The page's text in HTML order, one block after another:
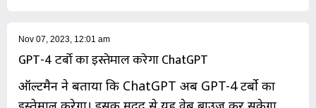
Nov 07, 2023, 12:01 am
GPT-4 टर्बो का इस्तेमाल करेगा ChatGPT
ऑल्टमैन ने बताया कि ChatGPT अब GPT-4 टर्बो का